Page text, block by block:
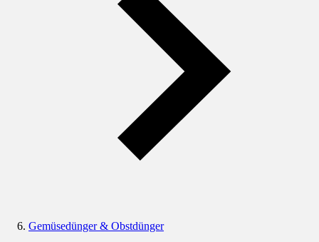
Gemüsedünger & Obstdünger